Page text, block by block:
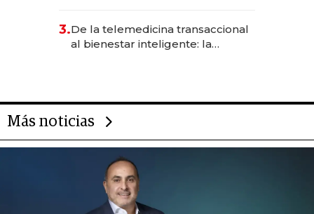
las marcas "fast premium"
3.De la telemedicina transaccional
al bienestar inteligente: la
Más noticias